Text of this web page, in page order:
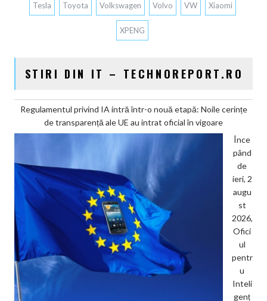
Tesla Toyota Volkswagen Volvo VW Xiaomi
XPENG
STIRI DIN IT – TECHNOREPORT.RO
Regulamentul privind IA intră într-o nouă etapă: Noile cerințe
de transparență ale UE au intrat oficial în vigoare
Înce
pând
de
ieri, 2
augu
st
2026,
Ofici
ul
pentr
u
Inteli
genț